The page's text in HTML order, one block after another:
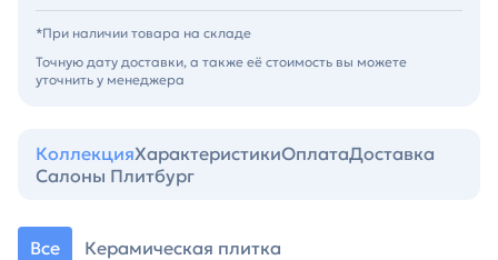
*При наличии товара на складе
Точную дату доставки, а также её стоимость вы можете
уточнить у менеджера
КоллекцияХарактеристикиОплатаДоставка
Салоны Плитбург
Все Керамическая плитка